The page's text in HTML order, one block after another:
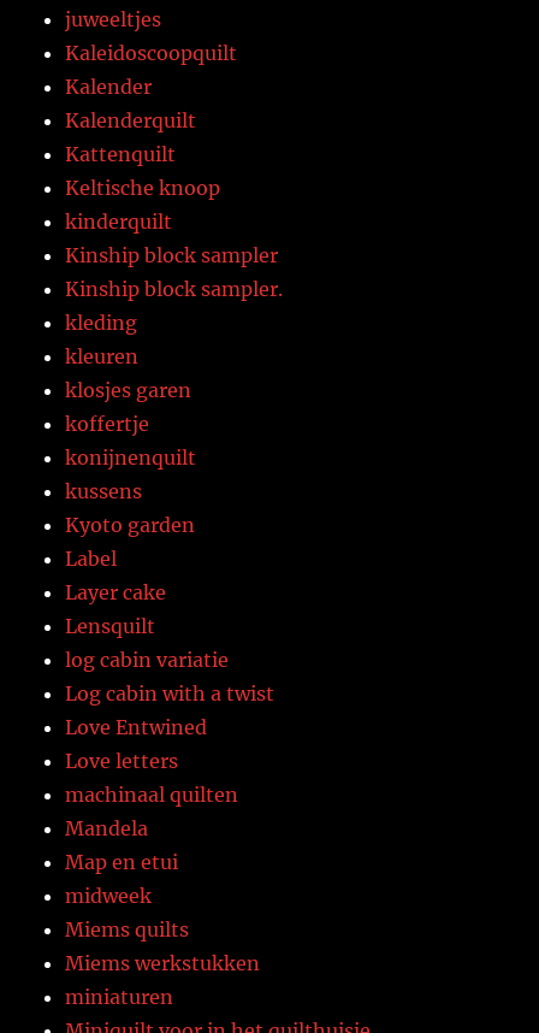
juweeltjes
Kaleidoscoopquilt
Kalender
Kalenderquilt
Kattenquilt
Keltische knoop
kinderquilt
Kinship block sampler
Kinship block sampler.
kleding
kleuren
klosjes garen
koffertje
konijnenquilt
kussens
Kyoto garden
Label
Layer cake
Lensquilt
log cabin variatie
Log cabin with a twist
Love Entwined
Love letters
machinaal quilten
Mandela
Map en etui
midweek
Miems quilts
Miems werkstukken
miniaturen